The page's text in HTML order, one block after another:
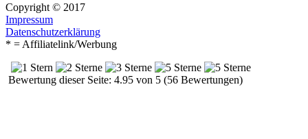
Copyright © 2017
Impressum
Datenschutzerklärung
* = Affiliatelink/Werbung
Bewertung dieser Seite: 4.95 von 5 (56 Bewertungen)